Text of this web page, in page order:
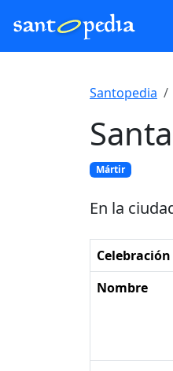
Santopedia
Mártir
En la
Celebración
Nombre